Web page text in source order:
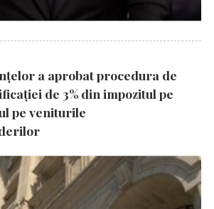
a aprobat procedura de
de 3% din impozitul pe
pe veniturile